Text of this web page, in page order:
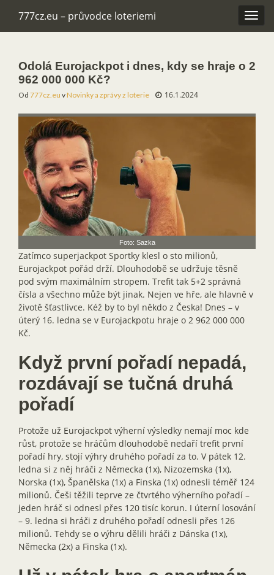
777cz.eu – průvodce loteriemi
Odolá Eurojackpot i dnes, kdy se hraje o 2
962 000 000 Kč?
Od 777cz.eu vNovinky a zprávy z loterie 16.1.2024
Foto: Sazka
Zatímco superjackpot Sportky klesl o sto milionů,
Eurojackpot pořád drží. Dlouhodobě se udržuje těsně
pod svým maximálním stropem. Trefit tak 5+2 správná
čísla a všechno může být jinak. Nejen ve hře, ale hlavně v
životě šťastlivce. Kéž by to byl někdo z Česka! Dnes – v
úterý 16. ledna se v Eurojackpotu hraje o 2 962 000 000
Kč.
Když první pořadí nepadá,
rozdávají se tučná druhá
pořadí
Protože už Eurojackpot výherní výsledky nemají moc kde
růst, protože se hráčům dlouhodobě nedaří trefit první
pořadí hry, stojí výhry druhého pořadí za to. V pátek 12.
ledna si z něj hráči z Německa (1x), Nizozemska (1x),
Norska (1x), Španělska (1x) a Finska (1x) odnesli téměř 124
milionů. Češi těžili teprve ze čtvrtého výherního pořadí –
jeden hráč si odnesl přes 120 tisíc korun. I úterní losování
– 9. ledna si hráči z druhého pořadí odnesli přes 126
milionů. Tehdy se o výhru dělili hráči z Dánska (1x),
Německa (2x) a Finska (1x).